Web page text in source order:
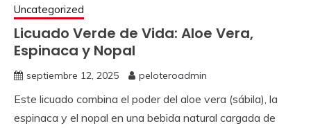
Uncategorized
Licuado Verde de Vida: Aloe Vera,
Espinaca y Nopal
septiembre 12, 2025 peloteroadmin
Este licuado combina el poder del aloe vera (sábila), la
espinaca y el nopal en una bebida natural cargada de